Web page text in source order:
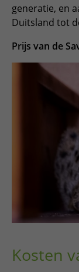
generatie, en
Duitsland tot
Prijs van de
Kosten